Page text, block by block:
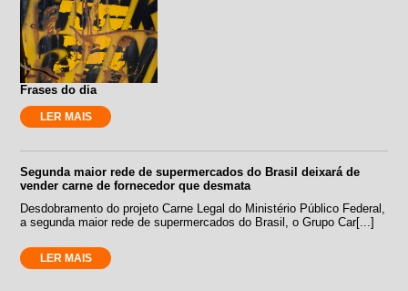
Frases do dia
LER MAIS
Segunda maior rede de supermercados do Brasil deixará de
vender carne de fornecedor que desmata
Desdobramento do projeto Carne Legal do Ministério Público Federal,
a segunda maior rede de supermercados do Brasil, o Grupo Car[...]
LER MAIS